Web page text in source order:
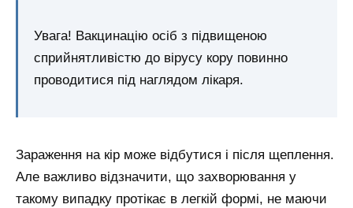
Увага! Вакцинацію осіб з підвищеною
сприйнятливістю до вірусу кору повинно
проводитися під наглядом лікаря.
Зараження на кір може відбутися і після щеплення.
Але важливо відзначити, що захворювання у
такому випадку протікає в легкій формі, не маючи